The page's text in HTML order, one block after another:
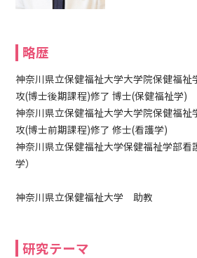
略歴
神奈川県立保健福祉大学大学院保健福祉
攻(博士後期課程)修了 博士(保健福祉学)
神奈川県立保健福祉大学大学院保健福祉
攻(博士前期課程)修了 修士(看護学)
神奈川県立保健福祉大学保健福祉学部
学）
神奈川県立保健福祉大学 助教
研究テーマ